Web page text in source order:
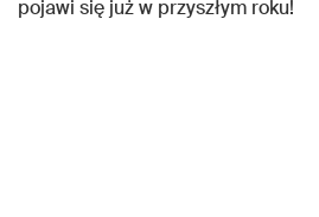
pojawi się już w przyszłym roku!